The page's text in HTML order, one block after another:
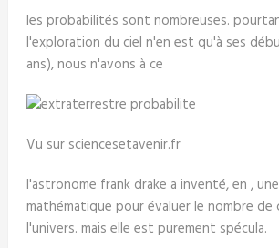
les probabilités sont nombreuses.
l'exploration du ciel n'en est qu'à ses
ans), nous n'avons à ce
Vu sur sciencesetavenir.fr
l'astronome frank drake a inventé, en ,
mathématique pour évaluer le nombre de
l'univers. mais elle est purement spécula.